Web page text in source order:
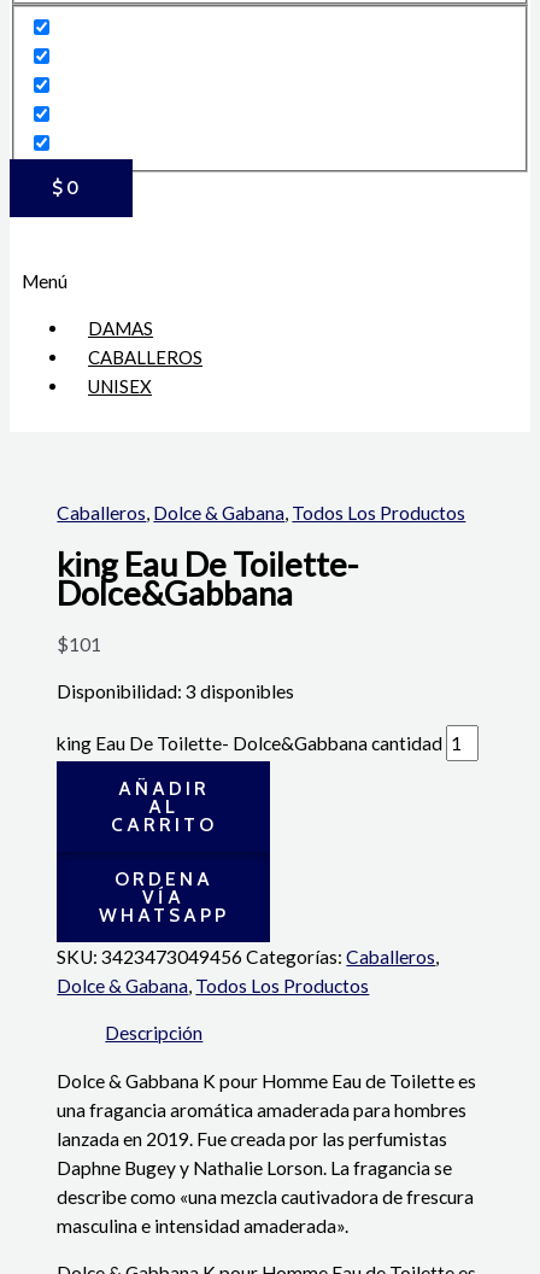
$ 0
Menú
DAMAS
CABALLEROS
UNISEX
Caballeros, Dolce & Gabana, Todos Los Productos
king Eau De Toilette-
Dolce&Gabbana
$101
Disponibilidad: 3 disponibles
king Eau De Toilette- Dolce&Gabbana cantidad
AÑADIR
AL
CARRITO
ORDENA
VÍA
WHATSAPP
SKU:3423473049456 Categorías:Caballeros,
Dolce & Gabana, Todos Los Productos
Descripción
Dolce & Gabbana K pour Homme Eau de Toilette es
una fragancia aromática amaderada para hombres
lanzada en 2019. Fue creada por las perfumistas
Daphne Bugey y Nathalie Lorson. La fragancia se
describe como «una mezcla cautivadora de frescura
masculina e intensidad amaderada».